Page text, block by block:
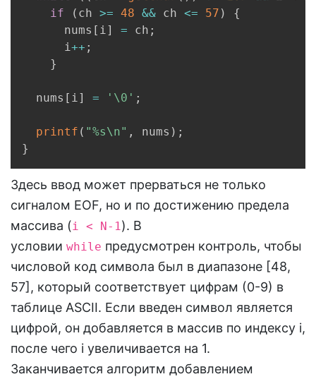
if
( ch >= 48 && ch <= 57 )
{
      nums
[ i] = ch ;
      i
++ ;
}
  nums
[ i] = '\0' ;
printf ( "%s\n" , nums ) ;
}
Здесь ввод может прерваться не только
сигналом EOF, но и по достижению предела
массива (i < N-1). В
условии while предусмотрен контроль, чтобы
числовой код символа был в диапазоне [48,
57], который соответствует цифрам (0-9) в
таблице ASCII. Если введен символ является
цифрой, он добавляется в массив по индексу i,
после чего i увеличивается на 1.
Заканчивается алгоритм добавлением